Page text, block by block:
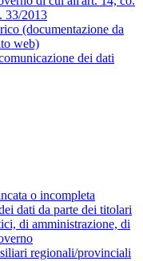
33/2013
(documentazione da
web)
dei dati
o incompleta
dati da parte dei titolari
di amministrazione, di
regionali/provinciali